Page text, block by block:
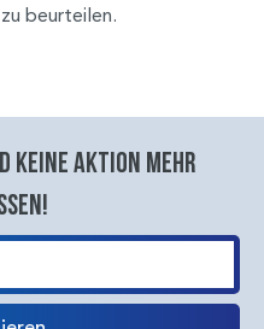
beurteilen.
keine aktion mehr